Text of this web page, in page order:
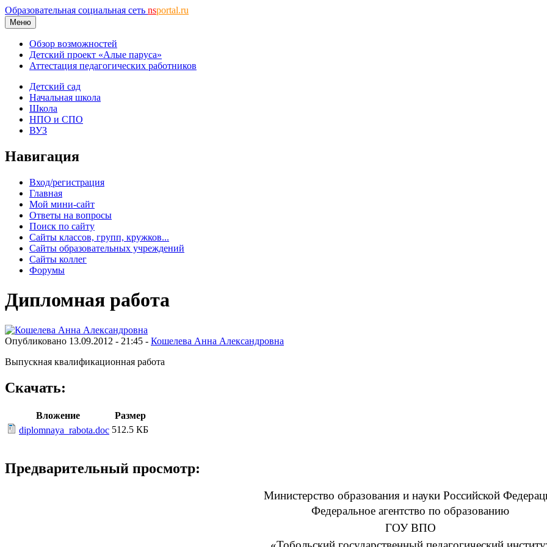
Образовательная социальная сеть nsportal.ru
Меню
Обзор возможностей
Детский проект «Алые паруса»
Аттестация педагогических работников
Детский сад
Начальная школа
Школа
НПО и СПО
ВУЗ
Навигация
Вход/регистрация
Главная
Мой мини-сайт
Ответы на вопросы
Поиск по сайту
Сайты классов, групп, кружков...
Сайты образовательных учреждений
Сайты коллег
Форумы
Дипломная работа
Опубликовано 13.09.2012 - 21:45 - Кошелева Анна Александровна
Выпускная квалификационная работа
Скачать:
Вложение
Размер
diplomnaya_rabota.doc 512.5 КБ
Предварительный просмотр:
Министерство образования и науки Российской
Федеральное агентство по образованию
ГОУ ВПО